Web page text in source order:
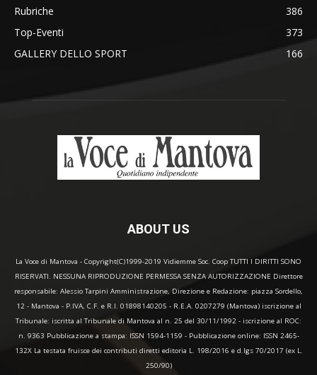
Rubriche
386
Top-Eventi
373
GALLERY DELLO SPORT
166
ABOUT US
La Voce di Mantova - Copyright(C)1999-2019 Vidiemme Soc. Coop TUTTI I DIRITTI SONO
RISERVATI. NESSUNA RIPRODUZIONE PERMESSA SENZA AUTORIZZAZIONE Direttore
responsabile: Alessio Tarpini Amministrazione, Direzione e Redazione: piazza Sordello,
12 - Mantova - P.IVA, C.F. e R.I. 01898140205 - R.E.A. 0207279 (Mantova) iscrizione al
Tribunale: iscritta al Tribunale di Mantova al n. 25 del 30/11/1992 - iscrizione al ROC:
n. 9363 Pubblicazione a stampa: ISSN 1594-1159 - Pubblicazione online: ISSN 2465-
132X La testata fruisce dei contributi diretti editoria L. 198/2016 e d.lgs 70/2017 (ex L.
250/90)